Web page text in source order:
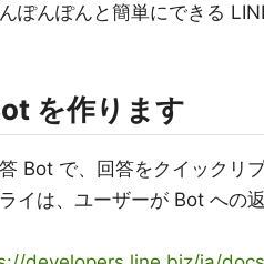
ぽんぽんと簡単にできる
を作ります
Bot で、回答をクイックリ
イは、ユーザーが Bot への